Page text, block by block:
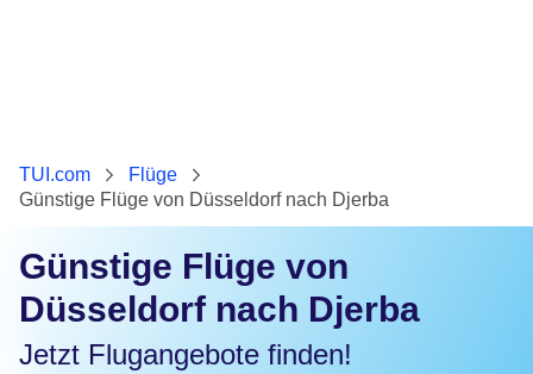
TUI.com
Flüge
Günstige Flüge von Düsseldorf nach Djerba
Günstige Flüge von
Düsseldorf nach Djerba
Jetzt Flugangebote finden!